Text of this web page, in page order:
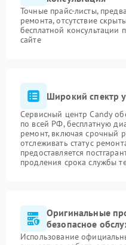
Точные прайс-листы,
ремонта, отсутствие
бесплатной консультации
сайте
Широкий спектр
Сервисный центр Candy
по всей РФ, бесплатную
ремонт, включая срочный
отслеживать статус
предоставляется
продления срока службы
Оригинальные
безопасное
Использование